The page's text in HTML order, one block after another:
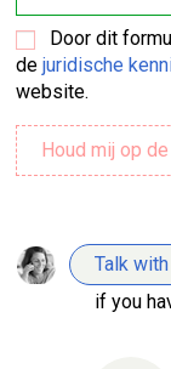
Door dit
dejuridische
website.
Talk
if you